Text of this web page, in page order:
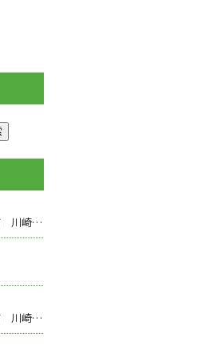
町田市 相模原市 横浜市 川崎市 多摩市 八王子市 調布市 厚木市 塗装屋 遠藤建装
町田市 相模原市 横浜市 川崎市 多摩市 八王子市 調布市 厚木市 塗装屋 株式会社遠藤建装